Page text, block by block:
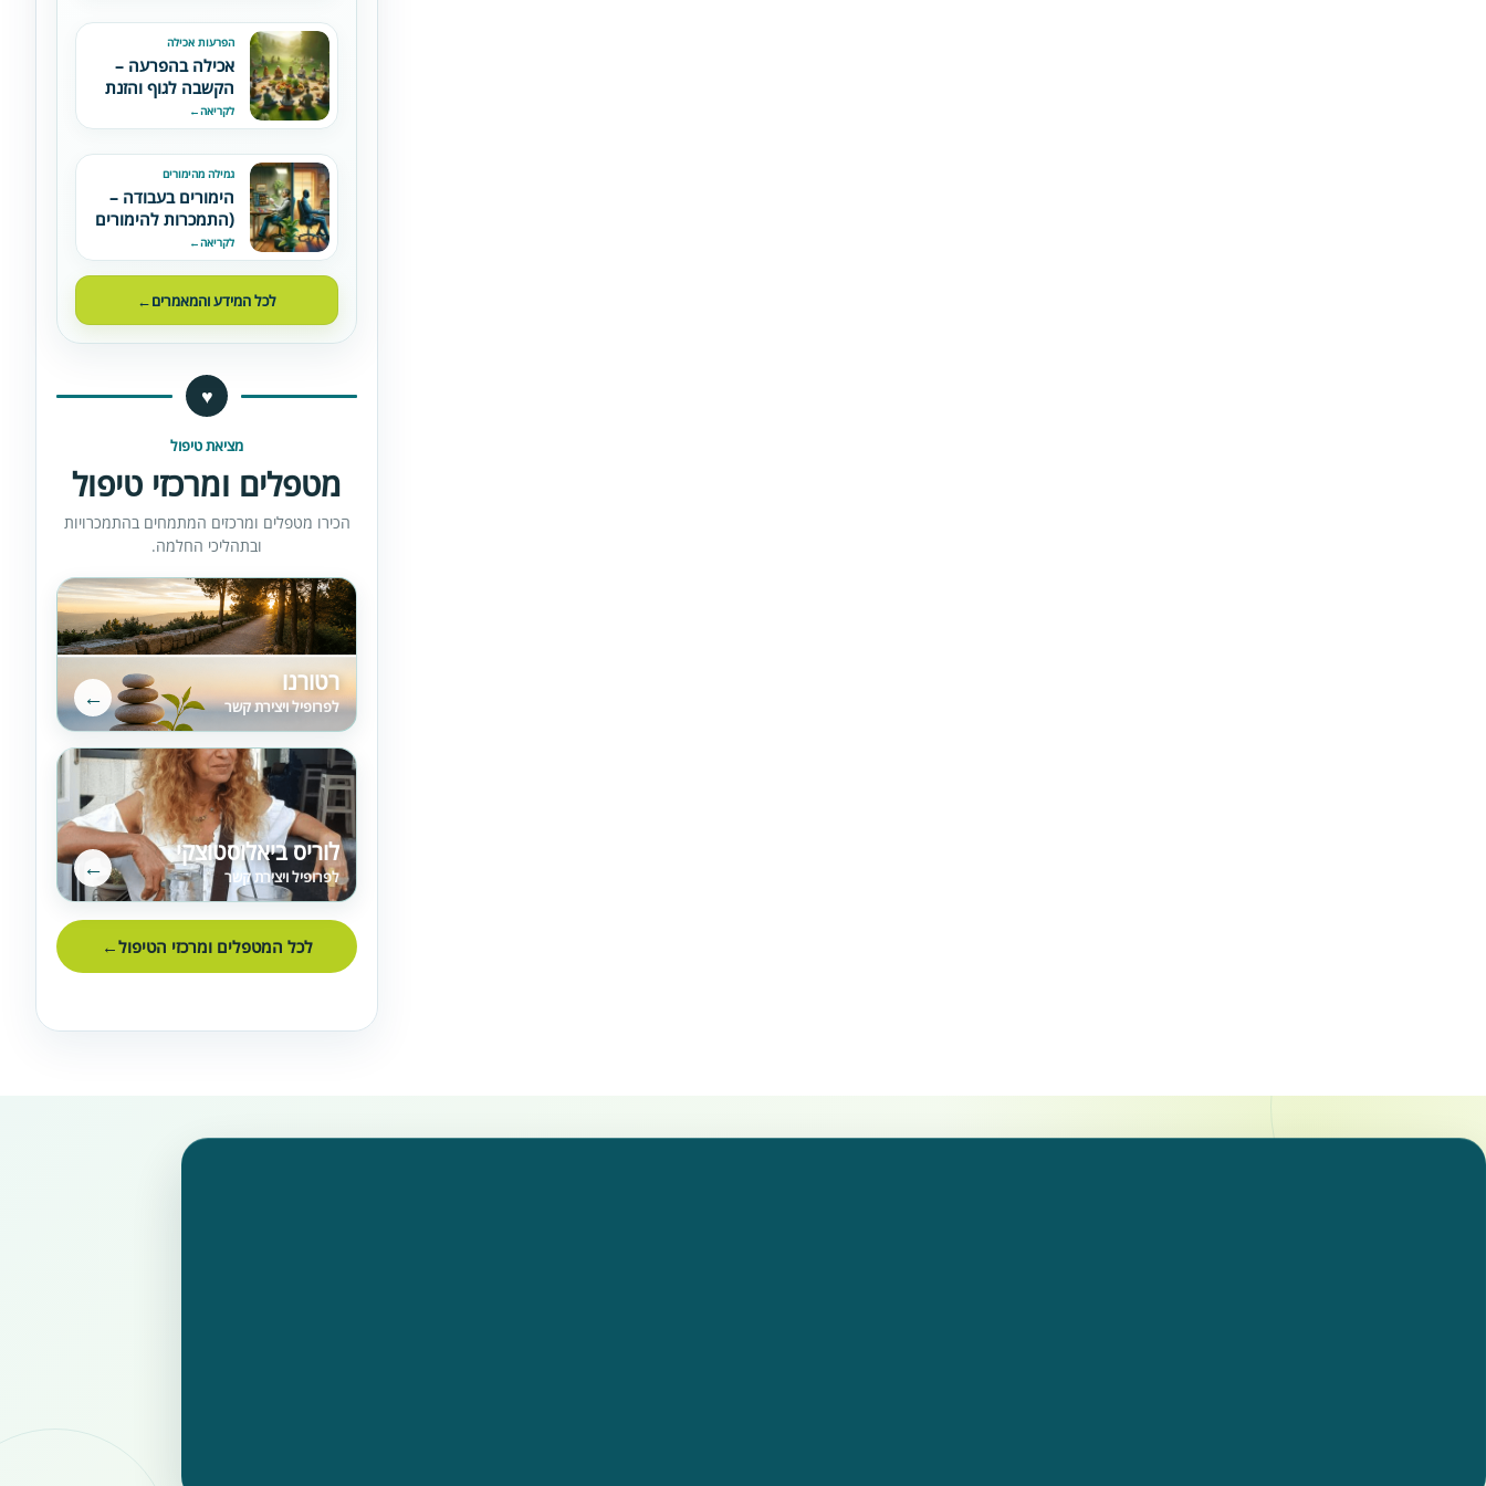
הפרעות אכילה
אכילה בהפרעה –
הקשבה לגוף והזנת
הלב הרעב
לקריאה←
גמילה מהימורים
הימורים בעבודה –
(התמכרות להימורים
בעולם העבודה)
לקריאה←
לכל המידע והמאמרים←
♥
מציאת טיפול
מטפלים ומרכזי טיפול
הכירו מטפלים ומרכזים המתמחים בהתמכרויות
ובתהליכי החלמה.
רטורנו
לפרופיל ויצירת קשר ←
לוריס ביאלוסטוצקי
לפרופיל ויצירת קשר ←
לכל המטפלים ומרכזי הטיפול←